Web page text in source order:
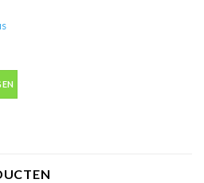
-Motip 04009 aantal